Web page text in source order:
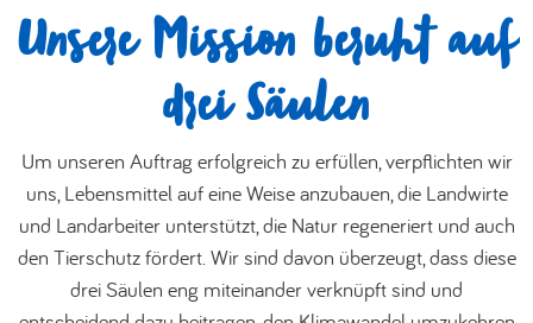
Unsere Mission beruht auf
drei Säulen
Um unseren Auftrag erfolgreich zu erfüllen, verpflichten wir
uns, Lebensmittel auf eine Weise anzubauen, die Landwirte
und Landarbeiter unterstützt, die Natur regeneriert und auch
den Tierschutz fördert. Wir sind davon überzeugt, dass diese
drei Säulen eng miteinander verknüpft sind und